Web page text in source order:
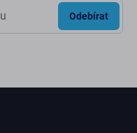
Odebírat